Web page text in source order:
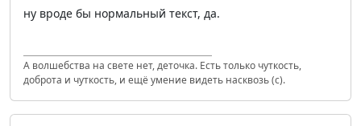
ну вроде бы нормальный текст, да.
А волшебства на свете нет, деточка. Есть только чуткость,
доброта и чуткость, и ещё умение видеть насквозь (с).